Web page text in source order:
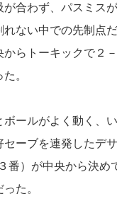
合わず、パスミス
れない中での先制点
らトーキックで２
。
ボールがよく動く、
ーブを連発したデ
番）が中央から決
た。